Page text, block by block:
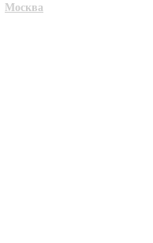
Москва